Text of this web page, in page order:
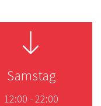
Samstag
12:00 -22:00